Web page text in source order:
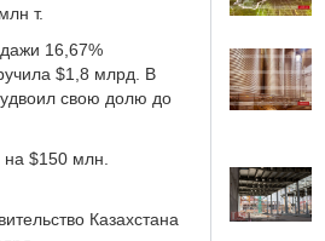
т.
16,67%
$1,8 млрд. В
свою долю до
$150 млн.
Казахстана